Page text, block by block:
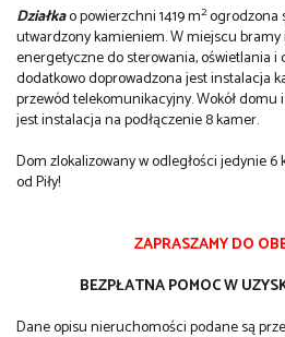
Działkao powierzchni 1419 m2ogrodzona
utwardzony kamieniem. W miejscu
energetyczne do sterowania, oświetlania i
dodatkowo doprowadzona jest instalacja
przewód telekomunikacyjny. Wokół
jest instalacja na podłączenie 8 kamer.
Dom zlokalizowany w odległości jedynie
od Piły!
ZAPRASZAMY DO
BEZPŁATNA POMOC W
Dane opisu nieruchomości podane są